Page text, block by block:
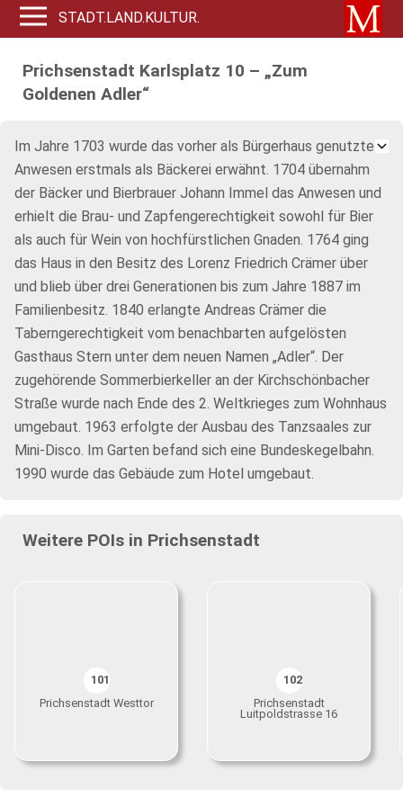
STADT.LAND.KULTUR.
Prichsenstadt Karlsplatz 10 – „Zum
Goldenen Adler“
Im Jahre 1703 wurde das vorher als Bürgerhaus genutzte
Anwesen erstmals als Bäckerei erwähnt. 1704 übernahm
der Bäcker und Bierbrauer Johann Immel das Anwesen und
erhielt die Brau- und Zapfengerechtigkeit sowohl für Bier
als auch für Wein von hochfürstlichen Gnaden. 1764 ging
das Haus in den Besitz des Lorenz Friedrich Crämer über
und blieb über drei Generationen bis zum Jahre 1887 im
Familienbesitz. 1840 erlangte Andreas Crämer die
Taberngerechtigkeit vom benachbarten aufgelösten
Gasthaus Stern unter dem neuen Namen „Adler“. Der
zugehörende Sommerbierkeller an der Kirchschönbacher
Straße wurde nach Ende des 2. Weltkrieges zum Wohnhaus
umgebaut. 1963 erfolgte der Ausbau des Tanzsaales zur
Mini-Disco. Im Garten befand sich eine Bundeskegelbahn.
1990 wurde das Gebäude zum Hotel umgebaut.
Weitere POIs in Prichsenstadt
101
Prichsenstadt Westtor
102
Prichsenstadt
Luitpoldstrasse 16